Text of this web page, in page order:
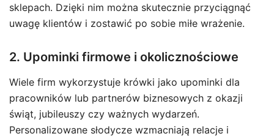
sklepach. Dzięki nim można skutecznie przyciągnąć
uwagę klientów i zostawić po sobie miłe wrażenie.
2. Upominki firmowe i okolicznościowe
Wiele firm wykorzystuje krówki jako upominki dla
pracowników lub partnerów biznesowych z okazji
świąt, jubileuszy czy ważnych wydarzeń.
Personalizowane słodycze wzmacniają relacje i